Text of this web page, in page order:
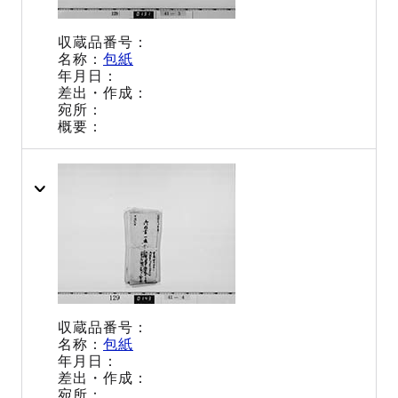
包紙
包紙